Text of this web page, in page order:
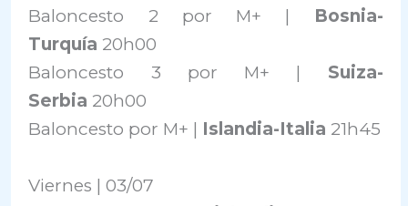
Baloncesto 2 por M+ | Bosnia-
Turquía 20h00
Baloncesto 3 por M+ | Suiza-
Serbia 20h00
Baloncesto por M+ | Islandia-Italia 21h45
Viernes | 03/07